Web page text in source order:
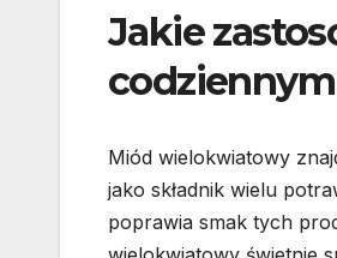
Jakie
Miód wielokwiatowy
jako składnik wielu
poprawia smak tych